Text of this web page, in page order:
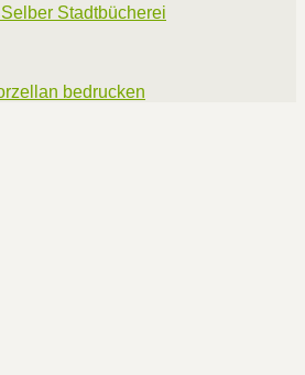
Stadtbücherei
bedrucken